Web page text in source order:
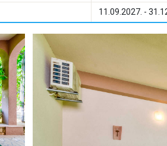
11.09.2027. -